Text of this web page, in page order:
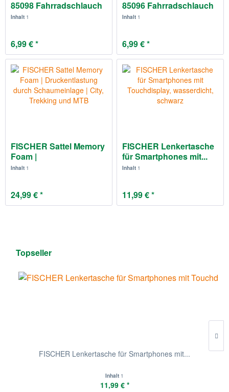
85098 Fahrradschlauch
28 Zoll...
Inhalt 1
6,99 € *
85096 Fahrradschlauch
28...
Inhalt 1
6,99 € *
FISCHER Sattel Memory
Foam |
Druckentlastung...
Inhalt 1
24,99 € *
FISCHER Lenkertasche
für Smartphones mit...
Inhalt 1
11,99 € *
Topseller
FISCHER Lenkertasche für Smartphones mit...
Inhalt 1
11,99 € *